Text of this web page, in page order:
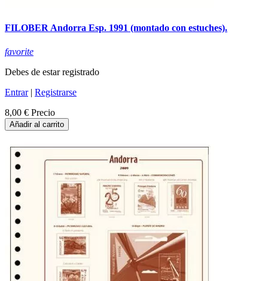
FILOBER Andorra Esp. 1991 (montado con estuches).
favorite
Debes de estar registrado
Entrar| Registrarse
8,00 € Precio
Añadir al carrito